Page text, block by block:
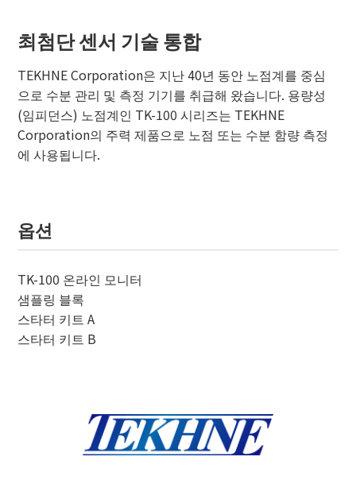
최첨단 센서 기술 통합
TEKHNE Corporation은 지난 40년 동안 노점계를 중심
으로 수분 관리 및 측정 기기를 취급해 왔습니다. 용량성
(임피던스) 노점계인 TK-100 시리즈는 TEKHNE
Corporation의 주력 제품으로 노점 또는 수분 함량 측정
에 사용됩니다.
옵션
TK-100 온라인 모니터
샘플링 블록
스타터 키트 A
스타터 키트 B